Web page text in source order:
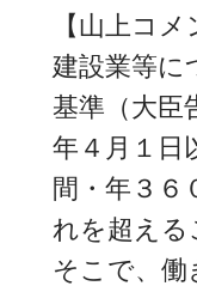
【山上コ
建設業等に
基準（大臣
年４月１日
間・年３６
れを超え
そこで、働